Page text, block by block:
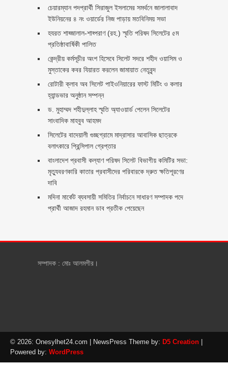
চেয়ারম্যান পদপ্রার্থী সিরাজুল ইসলামের সমর্থনে জালালাবাদ
ইউনিয়নের ৪ নং ওয়ার্ডের নিজ পাড়ায় মতবিনিময় সভা
হযরত শাহ্জালাল-শাহ্পরাণ (রহ.) স্মৃতি পরিষদ সিলেটের ৫ম
প্রতিষ্ঠাবার্ষিকী পালিত ‎​
কেন্দ্রীয় কর্মসূচীর অংশ হিসেবে সিলেট সদরে শহীদ ওয়াসিম ও
মুস্তাকের কবর যিয়ারত করলেন জামায়াত নেতৃবৃন্দ ‎
রোটারী ক্লাব অব সিলেট পাইওনিয়ারের ফাস্ট মিটিং ও কলার
হ্যান্ডভার অনুষ্ঠান সম্পন্ন
ড. মুহাম্মদ শহীদুল্লাহ স্মৃতি অ্যাওয়ার্ড পেলেন সিলেটের
সাংবাদিক মাহবুব আহমদ
সিলেটের বাদেয়ালী গুচ্ছগ্রামে মাদ্রাসার আবাসিক ছাত্রকে
বলাৎকারে প্রিন্সিপাল গ্রেপ্তার ‎
বাংলাদেশ প্রবাসী কল্যাণ পরিষদ সিলেট বিভাগীয় কমিটির সভা:
মৃত্যুবরণকারি কাতার প্রবাসীদের পরিবারকে দ্রুত ক্ষতিপূরণের
দাবি
মদিনা মার্কেট ব্যবসায়ী সমিতির নির্বাচনে সাধারণ সম্পাদক পদে
প্রার্থী আজাদ রহমান ডাব প্রতীক পেয়েছেন ‎
সম্পাদক : মোঃ আলমগীর।
© 2026: Onesylhet24.com | NewsPress Theme by: D5 Creation
Powered by: WordPress